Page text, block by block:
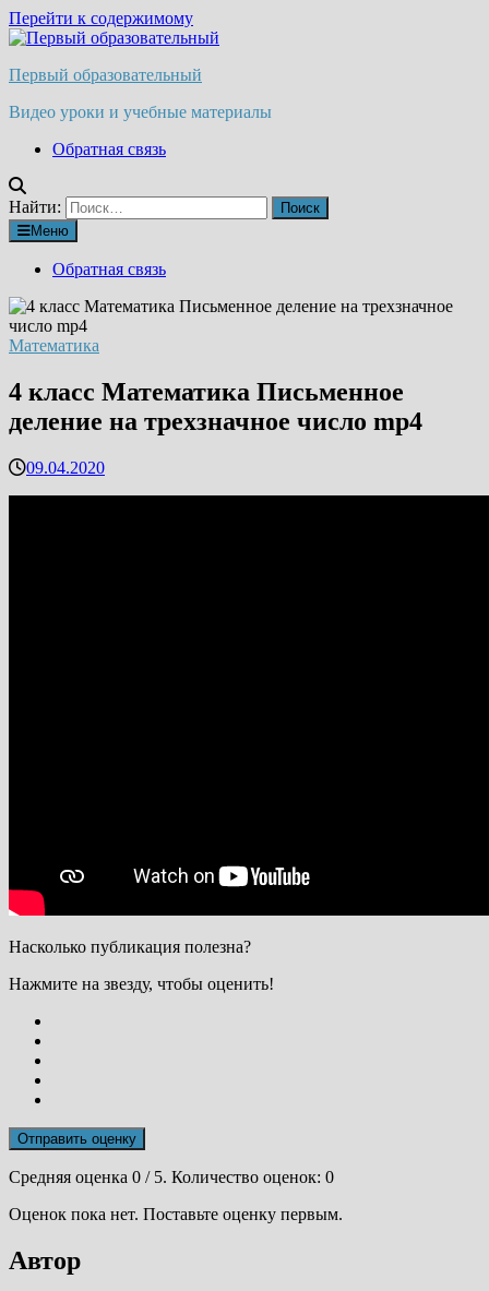
Перейти к содержимому
Первый образовательный
Видео уроки и учебные материалы
Обратная связь
Найти:
Меню
Обратная связь
Математика
4 класс Математика Письменное
деление на трехзначное число mp4
09.04.2020
Насколько публикация полезна?
Нажмите на звезду, чтобы оценить!
Отправить оценку
Средняя оценка 0 / 5. Количество оценок: 0
Оценок пока нет. Поставьте оценку первым.
Автор